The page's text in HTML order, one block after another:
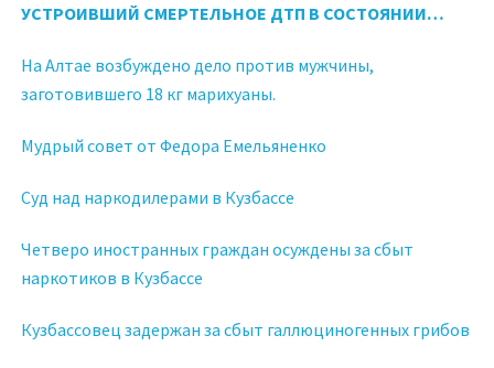
УСТРОИВШИЙ СМЕРТЕЛЬНОЕ ДТП В СОСТОЯНИИ
На Алтае возбуждено дело против мужчины,
заготовившего 18 кг марихуаны.
Мудрый совет от Федора Емельяненко
Суд над наркодилерами в Кузбассе
Четверо иностранных граждан осуждены за сбыт
наркотиков в Кузбассе
Кузбассовец задержан за сбыт галлюциногенных грибов